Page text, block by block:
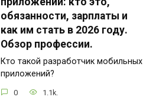
обязанности, зарплаты и
как им стать в 2026 году.
Обзор профессии.
Кто такой разработчик мобильных
приложений?
0 1.1k.